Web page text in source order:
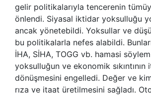
gelir politikalarıyla tencerenin
önlendi. Siyasal iktidar yoksulluğu
ancak yönetebildi. Yoksullar ve
bu politikalarla nefes alabildi.
İHA, SİHA, TOGG vb. hamasi
yoksulluğun ve ekonomik sıkıntının
dönüşmesini engelledi. Değer ve
rıza ve itaat üretilmesini sağladı.